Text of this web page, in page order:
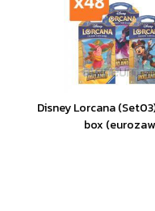
Disney Lorcana
box